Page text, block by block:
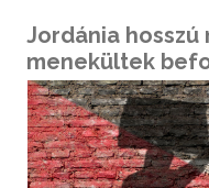
Jordánia hosszú
menekültek